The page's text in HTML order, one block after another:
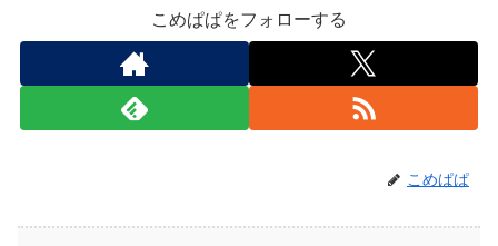
こめぱぱをフォローする
こめぱぱ